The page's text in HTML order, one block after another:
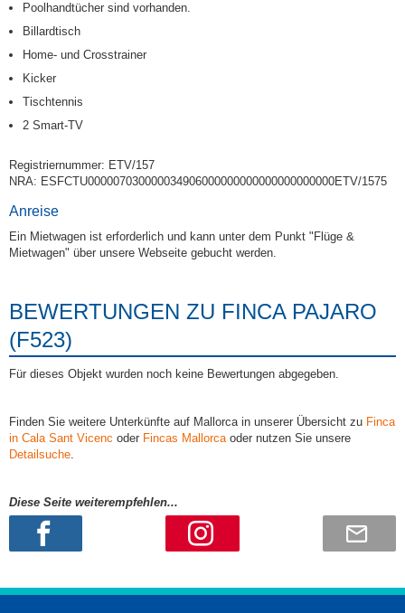
Poolhandtücher sind vorhanden.
Billardtisch
Home- und Crosstrainer
Kicker
Tischtennis
2 Smart-TV
Registriernummer: ETV/157
NRA: ESFCTU000007030000034906000000000000000000000ETV/1575
Anreise
Ein Mietwagen ist erforderlich und kann unter dem Punkt "Flüge &
Mietwagen" über unsere Webseite gebucht werden.
BEWERTUNGEN ZU FINCA PAJARO
(F523)
Für dieses Objekt wurden noch keine Bewertungen abgegeben.
Finden Sie weitere Unterkünfte auf Mallorca in unserer Übersicht zu Finca
in Cala Sant Vicenc oder Fincas Mallorcaoder nutzen Sie unsere
Detailsuche.
Diese Seite weiterempfehlen...